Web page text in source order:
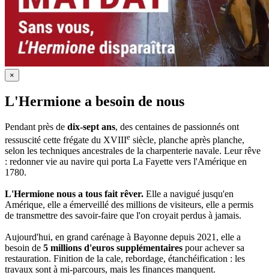
×
L'Hermione a besoin de nous
Pendant près de dix-sept ans, des centaines de passionnés ont
ressuscité cette frégate du XVIIIe siècle, planche après planche,
selon les techniques ancestrales de la charpenterie navale. Leur rêve
: redonner vie au navire qui porta La Fayette vers l'Amérique en
1780.
L'Hermione nous a tous fait rêver. Elle a navigué jusqu'en
Amérique, elle a émerveillé des millions de visiteurs, elle a permis
de transmettre des savoir-faire que l'on croyait perdus à jamais.
Aujourd'hui, en grand carénage à Bayonne depuis 2021, elle a
besoin de 5 millions d'euros supplémentaires pour achever sa
restauration. Finition de la cale, rebordage, étanchéification : les
travaux sont à mi-parcours, mais les finances manquent.